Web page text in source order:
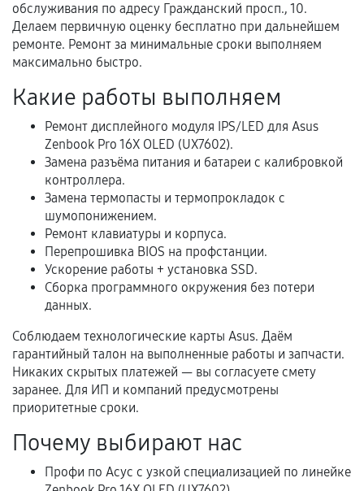
Документы на установленные комплектующие
и кассовый чек.
Расширенная гарантия
В некоторых случаях возможно оформление
расширенной гарантии. Стоимость, сроки и
условия продления согласовываются отдельно и
фиксируются в документах.
Когда гарантия не действует
Нарушение правил эксплуатации,
механические повреждения, попадание влаги,
перегрев, коррозия.
Самостоятельный ремонт или вмешательство
третьих лиц.
Естественный износ деталей, если иное не
Обращение после окончания гарантийного
срока.
обслуживания по адресу Гражданский просп., 10.
Делаем первичную оценку бесплатно при дальнейшем
ремонте. Ремонт за минимальные сроки выполняем
максимально быстро.
Какие работы выполняем
Ремонт дисплейного модуля IPS/LED для Asus
Zenbook Pro 16X OLED (UX7602).
Замена разъёма питания и батареи с калибровкой
контроллера.
Замена термопасты и термопрокладок с
шумопонижением.
Ремонт клавиатуры и корпуса.
Перепрошивка BIOS на профстанции.
Ускорение работы + установка SSD.
Сборка программного окружения без потери
данных.
Соблюдаем технологические карты Asus. Даём
гарантийный талон на выполненные работы и запчасти.
Никаких скрытых платежей — вы согласуете смету
заранее. Для ИП и компаний предусмотрены
приоритетные сроки.
Почему выбирают нас
Профи по Асус с узкой специализацией по линейке